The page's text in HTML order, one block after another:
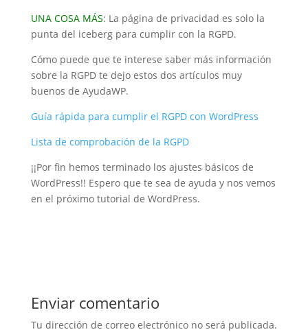
UNA COSA MÁS: La página de privacidad es solo la
punta del iceberg para cumplir con la RGPD.
Cómo puede que te interese saber más información
sobre la RGPD te dejo estos dos artículos muy
buenos de AyudaWP.
Guía rápida para cumplir el RGPD con WordPress
Lista de comprobación de la RGPD
¡¡Por fin hemos terminado los ajustes básicos de
WordPress!! Espero que te sea de ayuda y nos vemos
en el próximo tutorial de WordPress.
Enviar comentario
Tu dirección de correo electrónico no será publicada.